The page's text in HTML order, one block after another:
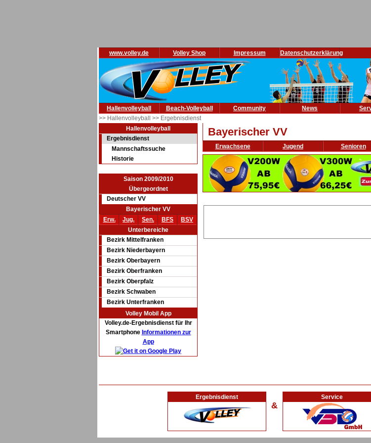
www.volley.de Volley Shop Impressum Datenschutzerklärung
Hallenvolleyball Beach-Volleyball Community News
>> Hallenvolleyball >> Ergebnisdienst
Hallenvolleyball
Ergebnisdienst
Mannschaftssuche
Historie
Saison 2009/2010
Übergeordnet
Deutscher VV
Bayerischer VV
Erw.
Jug. Sen. BFS
BSV
Unterbereiche
Bezirk Mittelfranken
Bezirk Niederbayern
Bezirk Oberbayern
Bezirk Oberfranken
Bezirk Oberpfalz
Bezirk Schwaben
Bezirk Unterfranken
Volley Mobil App
Volley.de-Ergebnisdienst für Ihr
Smartphone Informationen zur
App
Bayerischer VV
Erwachsene Jugend Senioren
Ergebnisdienst
&
Service